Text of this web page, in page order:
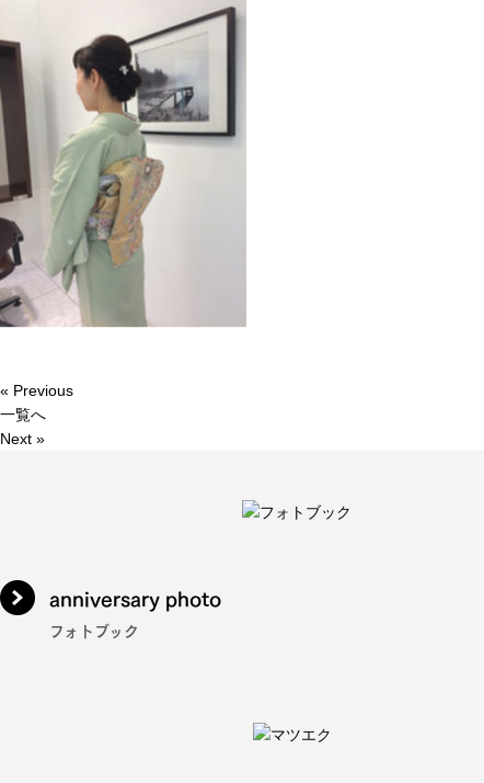
« Previous
一覧へ
Next »
anniversary photo
フォトブック